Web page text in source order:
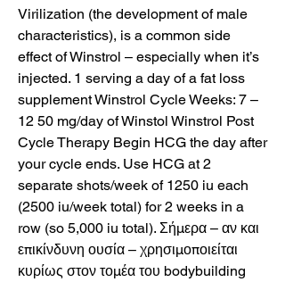
Virilization (the development of male
characteristics), is a common side
effect of Winstrol – especially when it’s
injected. 1 serving a day of a fat loss
supplement Winstrol Cycle Weeks: 7 –
12 50 mg/day of Winstol Winstrol Post
Cycle Therapy Begin HCG the day after
your cycle ends. Use HCG at 2
separate shots/week of 1250 iu each
(2500 iu/week total) for 2 weeks in a
row (so 5,000 iu total). Σήμερα – αν και
επικίνδυνη ουσία – χρησιμοποιείται
κυρίως στον τομέα του bodybuilding